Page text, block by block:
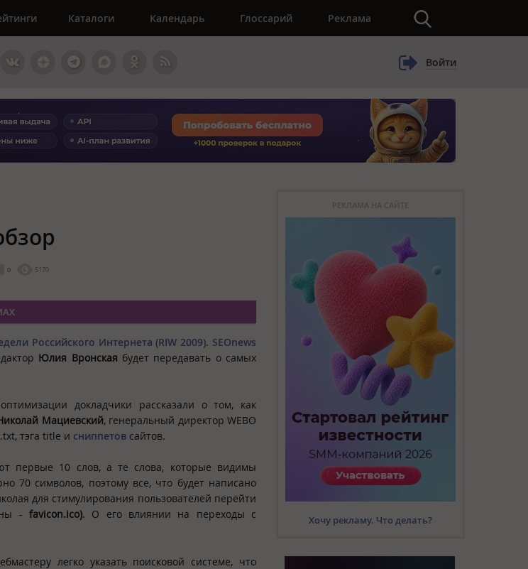
Каталоги Календарь Глоссарий Реклама
Войти
0 5170
Российского Интернета (RIW 2009). SEOnews
Юлия Вронская будет передавать о самых
докладчики рассказали о том, как
Мациевский, генеральный директор WEBO
тэга title и сниппетов сайтов.
первые 10 слов, а те слова, которые видимы
70 символов, поэтому все, что будет написано
для стимулирования пользователей перейти
- favicon.ico). О его влиянии на переходы с
легко указать поисковой системе, что
РЕКЛАМА НА САЙТЕ
Хочу рекламу. Что делать?